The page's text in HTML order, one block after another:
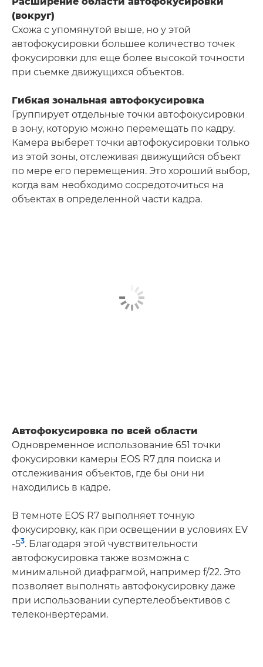
(вокруг)
Схожа с упомянутой выше, но у этой
автофокусировки большее количество точек
фокусировки для еще более высокой точности
при съемке движущихся объектов.
Гибкая зональная автофокусировка
Группирует отдельные точки автофокусировки
в зону, которую можно перемещать по кадру.
Камера выберет точки автофокусировки только
из этой зоны, отслеживая движущийся объект
по мере его перемещения. Это хороший выбор,
когда вам необходимо сосредоточиться на
объектах в определенной части кадра.
Автофокусировка по всей области
Одновременное использование 651 точки
фокусировки камеры EOS R7 для поиска и
отслеживания объектов, где бы они ни
находились в кадре.
В темноте EOS R7 выполняет точную
фокусировку, как при освещении в условиях EV
-53. Благодаря этой чувствительности
автофокусировка также возможна с
минимальной диафрагмой, например f/22. Это
позволяет выполнять автофокусировку даже
при использовании супертелеобъективов с
телеконвертерами.